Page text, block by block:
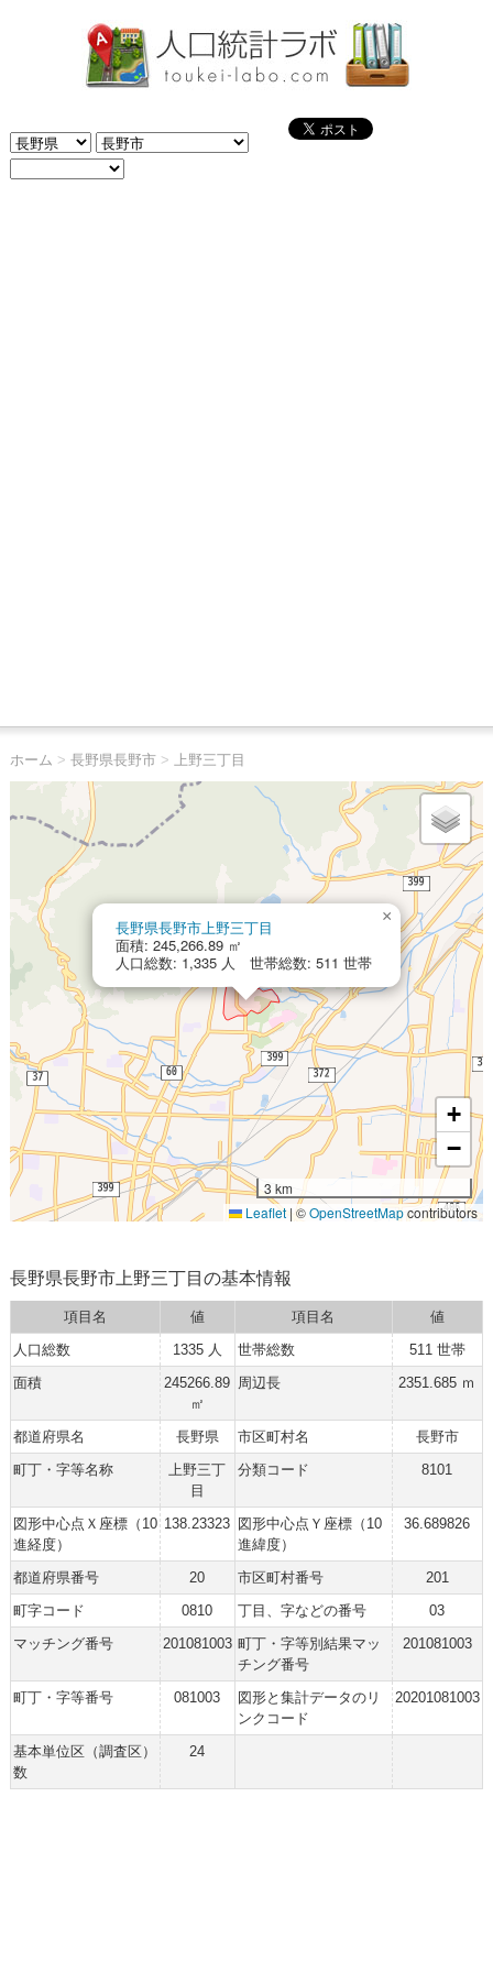
ホーム > 長野県長野市> 上野三丁目
長野県長野市上野三丁目
面積: 245,266.89 ㎡
人口総数: 1,335 人 世帯総数: 511 世帯
×
+
−
3 km
Leaflet | ©OpenStreetMapcontributors
長野県長野市上野三丁目の基本情報
項目名 値 項目名
値
人口総数
1335 人 世帯総数
511 世帯
面積
245266.89
㎡
周辺長 2351.685 ｍ
都道府県名 長野県 市区町村名
長野市
町丁・字等名称
上野三丁
目
分類コード 8101
図形中心点Ｘ座標（10
進経度）
138.23323 図形中心点Ｙ座標（10
進緯度）
36.689826
都道府県番号 20 市区町村番号
201
町字コード
0810 丁目、字などの番号
03
マッチング番号
201081003 町丁・字等別結果マッ
チング番号
201081003
町丁・字等番号 081003
図形と集計データのリ
ンクコード
20201081003
基本単位区（調査区）
数
24